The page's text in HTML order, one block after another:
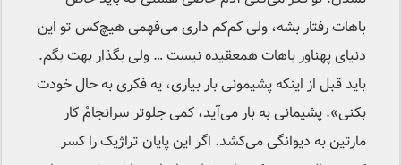
باهات رفتار بشه، ولی کم‌کم داری می‌فهمی هیچ‌کس تو این
دنیای پهناور باهات همعقیده نیست … ولی بگذار بهت بگم.
باید قبل از اینکه پشیمونی بار بیاری، یه فکری به حال خودت
بکنی». پشیمانی به بار می‌آید، کمی جلوتر سرانجامْ کار
مارتین به دیوانگی می‌کشد. اگر این پایان تراژیک را کسر